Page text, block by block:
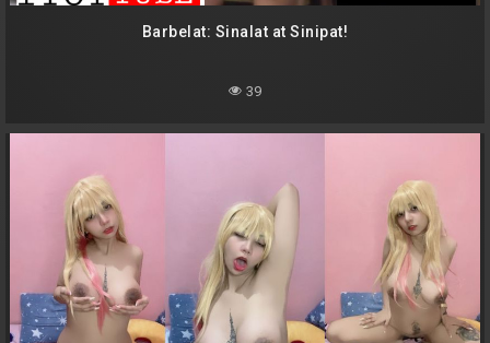
Barbelat: Sinalat at Sinipat!
39